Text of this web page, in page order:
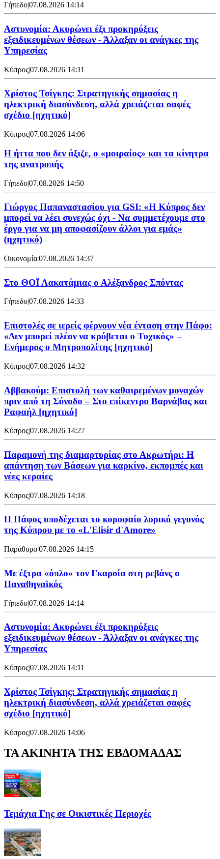
Γήπεδο|07.08.2026 14:14
Αστυνομία: Ακυρώνει έξι προκηρύξεις
εξειδικευμένων θέσεων - Άλλαξαν οι ανάγκες της
Υπηρεσίας
Κύπρος|07.08.2026 14:11
Χρίστος Τσίγκης: Στρατηγικής σημασίας η
ηλεκτρική διασύνδεση, αλλά χρειάζεται σαφές
σχέδιο [ηχητικό]
Κύπρος|07.08.2026 14:06
Η ήττα που δεν άξιζε, ο «μοιραίος» και τα κίνητρα
της ανατροπής
Γήπεδο|07.08.2026 14:50
Γιώργος Παπαναστασίου για GSI: «Η Κύπρος δεν
μπορεί να λέει συνεχώς όχι - Να συμμετέχουμε στο
έργο για να μη αποφασίζουν άλλοι για εμάς»
(ηχητικό)
Οικονομία|07.08.2026 14:37
Στο ΘΟΪ Λακατάμιας ο Αλέξανδρος Σπόντας
Γήπεδο|07.08.2026 14:33
Επιστολές σε ιερείς φέρνουν νέα ένταση στην Πάφο:
«Δεν μπορεί πλέον να κρύβεται ο Τυχικός» –
Ενήμερος ο Μητροπολίτης [ηχητικό]
Κύπρος|07.08.2026 14:32
Αββακούμ: Επιστολή των καθαιρεμένων μοναχών
πριν από τη Σύνοδο – Στο επίκεντρο Βαρνάβας και
Ραφαήλ [ηχητικό]
Κύπρος|07.08.2026 14:27
Παραμονή της διαμαρτυρίας στο Ακρωτήρι: Η
απάντηση των Βάσεων για καρκίνο, εκπομπές και
νέες κεραίες
Κύπρος|07.08.2026 14:18
Η Πάφος υποδέχεται το κορυφαίο λυρικό γεγονός
της Κύπρου με το «L'Elisir d'Amore»
Παράθυρο|07.08.2026 14:15
Mε έξτρα «όπλο» τον Γκαρσία στη ρεβάνς ο
Παναθηναϊκός
Γήπεδο|07.08.2026 14:14
Αστυνομία: Ακυρώνει έξι προκηρύξεις
εξειδικευμένων θέσεων - Άλλαξαν οι ανάγκες της
Υπηρεσίας
Κύπρος|07.08.2026 14:11
Χρίστος Τσίγκης: Στρατηγικής σημασίας η
ηλεκτρική διασύνδεση, αλλά χρειάζεται σαφές
σχέδιο [ηχητικό]
Κύπρος|07.08.2026 14:06
ΤΑ ΑΚΙΝΗΤΑ ΤΗΣ ΕΒΔΟΜΑΔΑΣ
Τεμάχια Γης σε Οικιστικές Περιοχές